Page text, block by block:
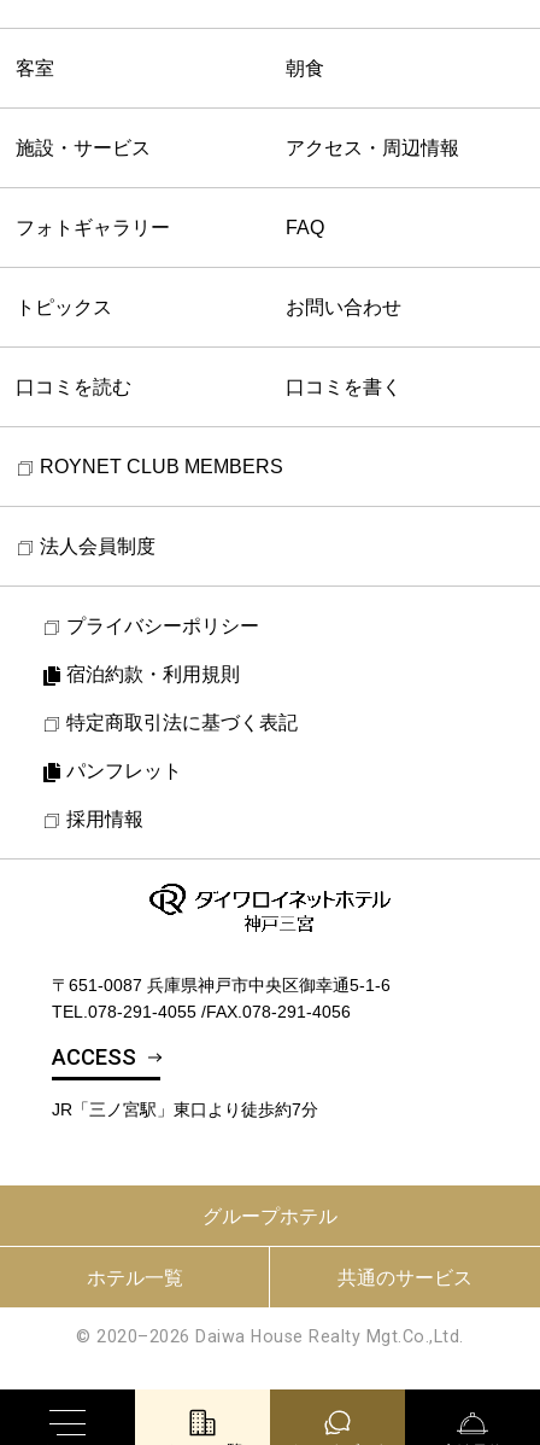
客室 朝食
施設・サービス アクセス・周辺情報
フォトギャラリー FAQ
トピックス お問い合わせ
口コミを読む 口コミを書く
ROYNET CLUB MEMBERS
法人会員制度
プライバシーポリシー
宿泊約款・利用規則
特定商取引法に基づく表記
パンフレット
採用情報
〒651-0087 兵庫県神戸市中央区御幸通5-1-6
TEL. 078-291-4055 /FAX.078-291-4056
ACCESS
JR「三ノ宮駅」東口より徒歩約7分
グループホテル
ホテル一覧 共通のサービス
© 2020–2026 Daiwa House Realty Mgt.Co.,Ltd.